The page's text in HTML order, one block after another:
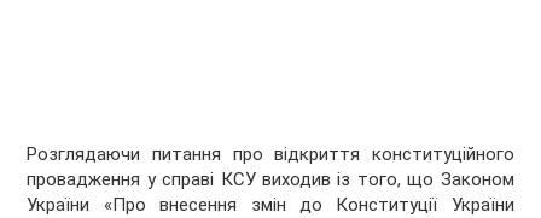
Розглядаючи питання про відкриття конституційного
провадження у справі КСУ виходив із того, що Законом
України «Про внесення змін до Конституції України